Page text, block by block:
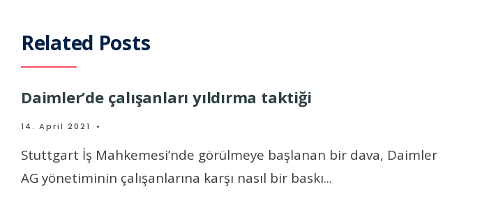
Related Posts
Daimler’de çalışanları yıldırma taktiği
14. April 2021 •
Stuttgart İş Mahkemesi’nde görülmeye başlanan bir dava, Daimler
AG yönetiminin çalışanlarına karşı nasıl bir baskı...